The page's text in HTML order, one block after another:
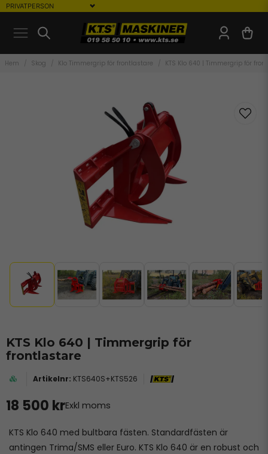
Hem Skog Klo Timmergrip för frontlastare KTS Klo 640 | Timmergrip för
KTS Klo 640 | Timmergrip för
frontlastare
KTS640S+KTS526
18 500 krExkl moms
KTS Klo 640 med bultbara fästen. Standardfästen är
antingen Trima/SMS eller Euro. KTS Klo 640 är en robust och